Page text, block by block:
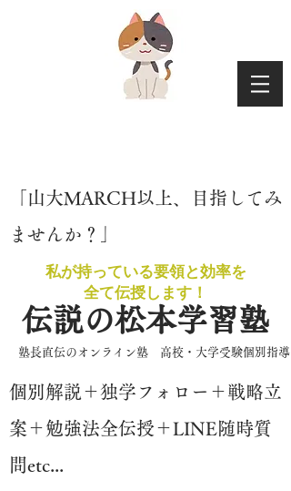
​「山大MARCH以上、目指してみ
ませんか？」
伝説の松本学習塾
私が持っている要領と効率を
​全て伝授します！
​塾長直伝のオンライン塾 高校・大学受験個別指導
​個別解説＋独学フォロー＋戦略立
案＋勉強法全伝授＋LINE随時質
問etc...